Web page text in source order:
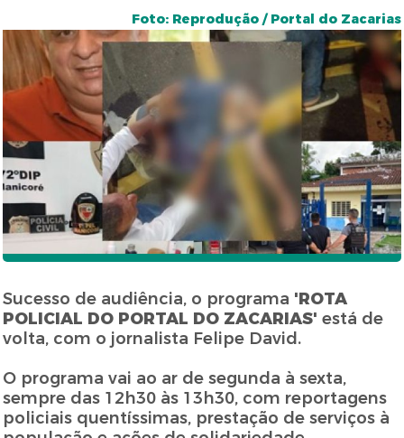
Foto: Reprodução / Portal do Zacarias
Sucesso de audiência, o programa 'ROTA
POLICIAL DO PORTAL DO ZACARIAS' está de
volta, com o jornalista Felipe David.
O programa vai ao ar de segunda à sexta,
sempre das 12h30 às 13h30, com reportagens
policiais quentíssimas, prestação de serviços à